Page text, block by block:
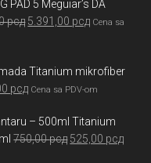
Meguiar’s DA
рсд Originalna
bila:
5.990,00 рсд.
5.391,00 рсдTrenutna
5.391,00
Cena sa
Titanium mikrofiber
рсдTrenutna
je:
210,00 рсд.
Cena sa PDV-om
Titanium
750,00рсд Originalna
525,00 рсд